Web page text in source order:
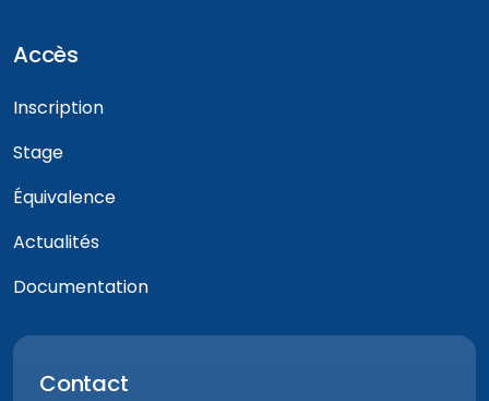
Accès
Inscription
Stage
Équivalence
Actualités
Documentation
Contact